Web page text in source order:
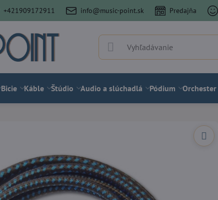
+421909172911 info@music-point.sk Predajňa
Bicie Káble Štúdio Audio a slúchadlá Pódium Orchester